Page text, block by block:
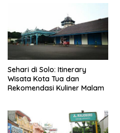
Sehari di Solo: Itinerary
Wisata Kota Tua dan
Rekomendasi Kuliner Malam